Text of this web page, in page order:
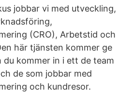
jobbar vi med utveckling,
(CRO), Arbetstid och
här tjänsten kommer ge
du kommer in i ett de team
de som jobbar med
och kundresor.